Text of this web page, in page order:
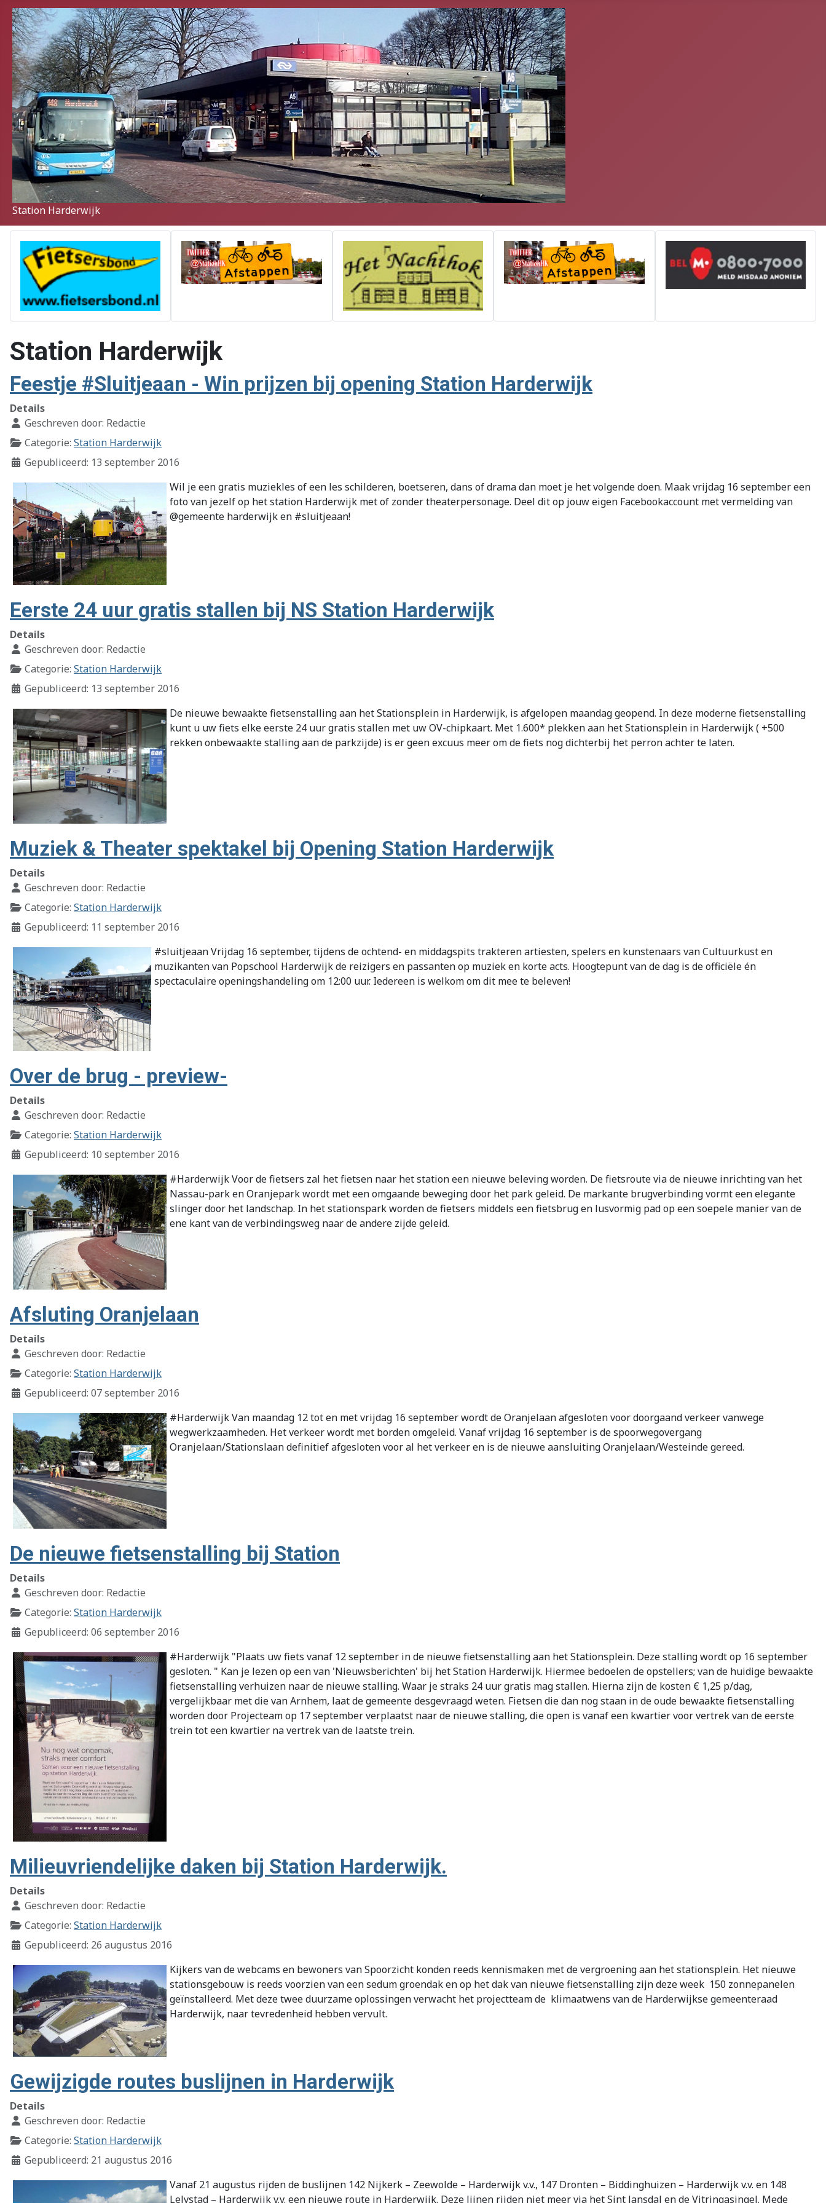
Station Harderwijk
Station Harderwijk
Feestje #Sluitjeaan - Win prijzen bij opening Station Harderwijk
Details
Geschreven door: Redactie
Categorie: Station Harderwijk
Gepubliceerd: 13 september 2016
Wil je een gratis muziekles of een les schilderen, boetseren, dans of drama dan moet je het volgende doen. Maak vrijdag 16 september een
foto van jezelf op het station Harderwijk met of zonder theaterpersonage. Deel dit op jouw eigen Facebookaccount met vermelding van
@gemeente harderwijk en #sluitjeaan!
Eerste 24 uur gratis stallen bij NS Station Harderwijk
Details
Geschreven door: Redactie
Categorie: Station Harderwijk
Gepubliceerd: 13 september 2016
De nieuwe bewaakte fietsenstalling aan het Stationsplein in Harderwijk, is afgelopen maandag geopend. In deze moderne fietsenstalling
kunt u uw fiets elke eerste 24 uur gratis stallen met uw OV-chipkaart. Met 1.600* plekken aan het Stationsplein in Harderwijk ( +500
rekken onbewaakte stalling aan de parkzijde) is er geen excuus meer om de fiets nog dichterbij het perron achter te laten.
Muziek & Theater spektakel bij Opening Station Harderwijk
Details
Geschreven door: Redactie
Categorie: Station Harderwijk
Gepubliceerd: 11 september 2016
#sluitjeaan Vrijdag 16 september, tijdens de ochtend- en middagspits trakteren artiesten, spelers en kunstenaars van Cultuurkust en
muzikanten van Popschool Harderwijk de reizigers en passanten op muziek en korte acts. Hoogtepunt van de dag is de officiële én
spectaculaire openingshandeling om 12:00 uur. Iedereen is welkom om dit mee te beleven!
Over de brug - preview-
Details
Geschreven door: Redactie
Categorie: Station Harderwijk
Gepubliceerd: 10 september 2016
#Harderwijk Voor de fietsers zal het fietsen naar het station een nieuwe beleving worden. De fietsroute via de nieuwe inrichting van het
Nassau-park en Oranjepark wordt met een omgaande beweging door het park geleid. De markante brugverbinding vormt een elegante
slinger door het landschap. In het stationspark worden de fietsers middels een fietsbrug en lusvormig pad op een soepele manier van de
ene kant van de verbindingsweg naar de andere zijde geleid.
Afsluting Oranjelaan
Details
Geschreven door: Redactie
Categorie: Station Harderwijk
Gepubliceerd: 07 september 2016
#Harderwijk Van maandag 12 tot en met vrijdag 16 september wordt de Oranjelaan afgesloten voor doorgaand verkeer vanwege
wegwerkzaamheden. Het verkeer wordt met borden omgeleid. Vanaf vrijdag 16 september is de spoorwegovergang
Oranjelaan/Stationslaan definitief afgesloten voor al het verkeer en is de nieuwe aansluiting Oranjelaan/Westeinde gereed.
De nieuwe fietsenstalling bij Station
Details
Geschreven door: Redactie
Categorie: Station Harderwijk
Gepubliceerd: 06 september 2016
#Harderwijk "Plaats uw fiets vanaf 12 september in de nieuwe fietsenstalling aan het Stationsplein. Deze stalling wordt op 16 september
gesloten. " Kan je lezen op een van 'Nieuwsberichten' bij het Station Harderwijk. Hiermee bedoelen de opstellers; van de huidige bewaakte
fietsenstalling verhuizen naar de nieuwe stalling. Waar je straks 24 uur gratis mag stallen. Hierna zijn de kosten € 1,25 p/dag,
vergelijkbaar met die van Arnhem, laat de gemeente desgevraagd weten. Fietsen die dan nog staan in de oude bewaakte fietsenstalling
worden door Projecteam op 17 september verplaatst naar de nieuwe stalling, die open is vanaf een kwartier voor vertrek van de eerste
trein tot een kwartier na vertrek van de laatste trein.
Milieuvriendelijke daken bij Station Harderwijk.
Details
Geschreven door: Redactie
Categorie: Station Harderwijk
Gepubliceerd: 26 augustus 2016
Kijkers van de webcams en bewoners van Spoorzicht konden reeds kennismaken met de vergroening aan het stationsplein. Het nieuwe
stationsgebouw is reeds voorzien van een sedum groendak en op het dak van nieuwe fietsenstalling zijn deze week 150 zonnepanelen
geïnstalleerd. Met deze twee duurzame oplossingen verwacht het projectteam de klimaatwens van de Harderwijkse gemeenteraad
Harderwijk, naar tevredenheid hebben vervult.
Gewijzigde routes buslijnen in Harderwijk
Details
Geschreven door: Redactie
Categorie: Station Harderwijk
Gepubliceerd: 21 augustus 2016
Vanaf 21 augustus rijden de buslijnen 142 Nijkerk – Zeewolde – Harderwijk v.v., 147 Dronten – Biddinghuizen – Harderwijk v.v. en 148
Lelystad – Harderwijk v.v. een nieuwe route in Harderwijk. Deze lijnen rijden niet meer via het Sint Jansdal en de Vitringasingel. Mede